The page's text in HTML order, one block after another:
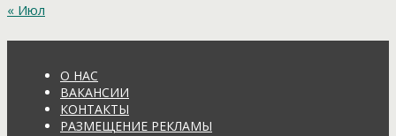
« Июл
О НАС
ВАКАНСИИ
КОНТАКТЫ
РАЗМЕЩЕНИЕ РЕКЛАМЫ